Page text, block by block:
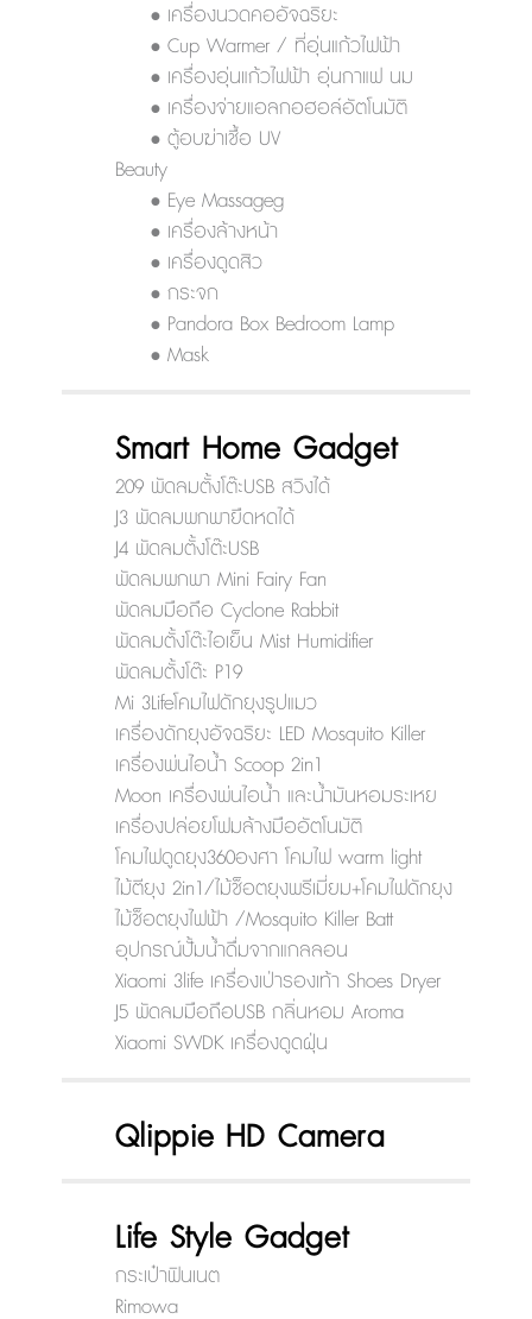
• เครื่องนวดคออัจฉริยะ
• Cup Warmer / ที่อุ่นแก้วไฟฟ้า
• เครื่องอุ่นแก้วไฟฟ้า อุ่นกาแฟ นม
• เครื่องจ่ายแอลกอฮอล์อัตโนมัติ
• ตู้อบฆ่าเชื้อ UV
Beauty
• Eye Massageg
• เครื่องล้างหน้า
• เครื่องดูดสิว
• กระจก
• Pandora Box Bedroom Lamp
• Mask
Smart Home Gadget
209 พัดลมตั้งโต๊ะUSB สวิงได้
J3 พัดลมพกพายืดหดได้
J4 พัดลมตั้งโต๊ะUSB
พัดลมพกพา Mini Fairy Fan
พัดลมมือถือ Cyclone Rabbit
พัดลมตั้งโต๊ะไอเย็น Mist Humidifier
พัดลมตั้งโต๊ะ P19
Mi 3Lifeโคมไฟดักยุงรูปแมว
เครื่องดักยุงอัจฉริยะ LED Mosquito Killer
เครื่องพ่นไอน้ำ Scoop 2in1
Moon เครื่องพ่นไอน้ำ และน้ำมันหอมระเหย
เครื่องปล่อยโฟมล้างมืออัตโนมัติ
โคมไฟดูดยุง360องศา โคมไฟ warm light
ไม้ตียุง 2in1/ไม้ช็อตยุงพรีเมี่ยม+โคมไฟดักยุง
ไม้ช็อตยุงไฟฟ้า /Mosquito Killer Batt
อุปกรณ์ปั้มน้ำดื่มจากแกลลอน
Xiaomi 3life เครื่องเป่ารองเท้า Shoes Dryer
J5 พัดลมมือถือUSB กลิ่นหอม Aroma
Xiaomi SWDK เครื่องดูดฝุ่น
Qlippie HD Camera
Life Style Gadget
กระเป๋าฟินเนต
Rimowa